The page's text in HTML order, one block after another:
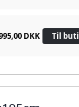
DKK Til